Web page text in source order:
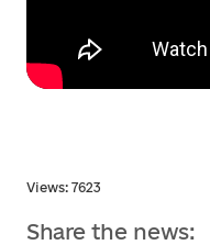
Views: 7623
Share the news: